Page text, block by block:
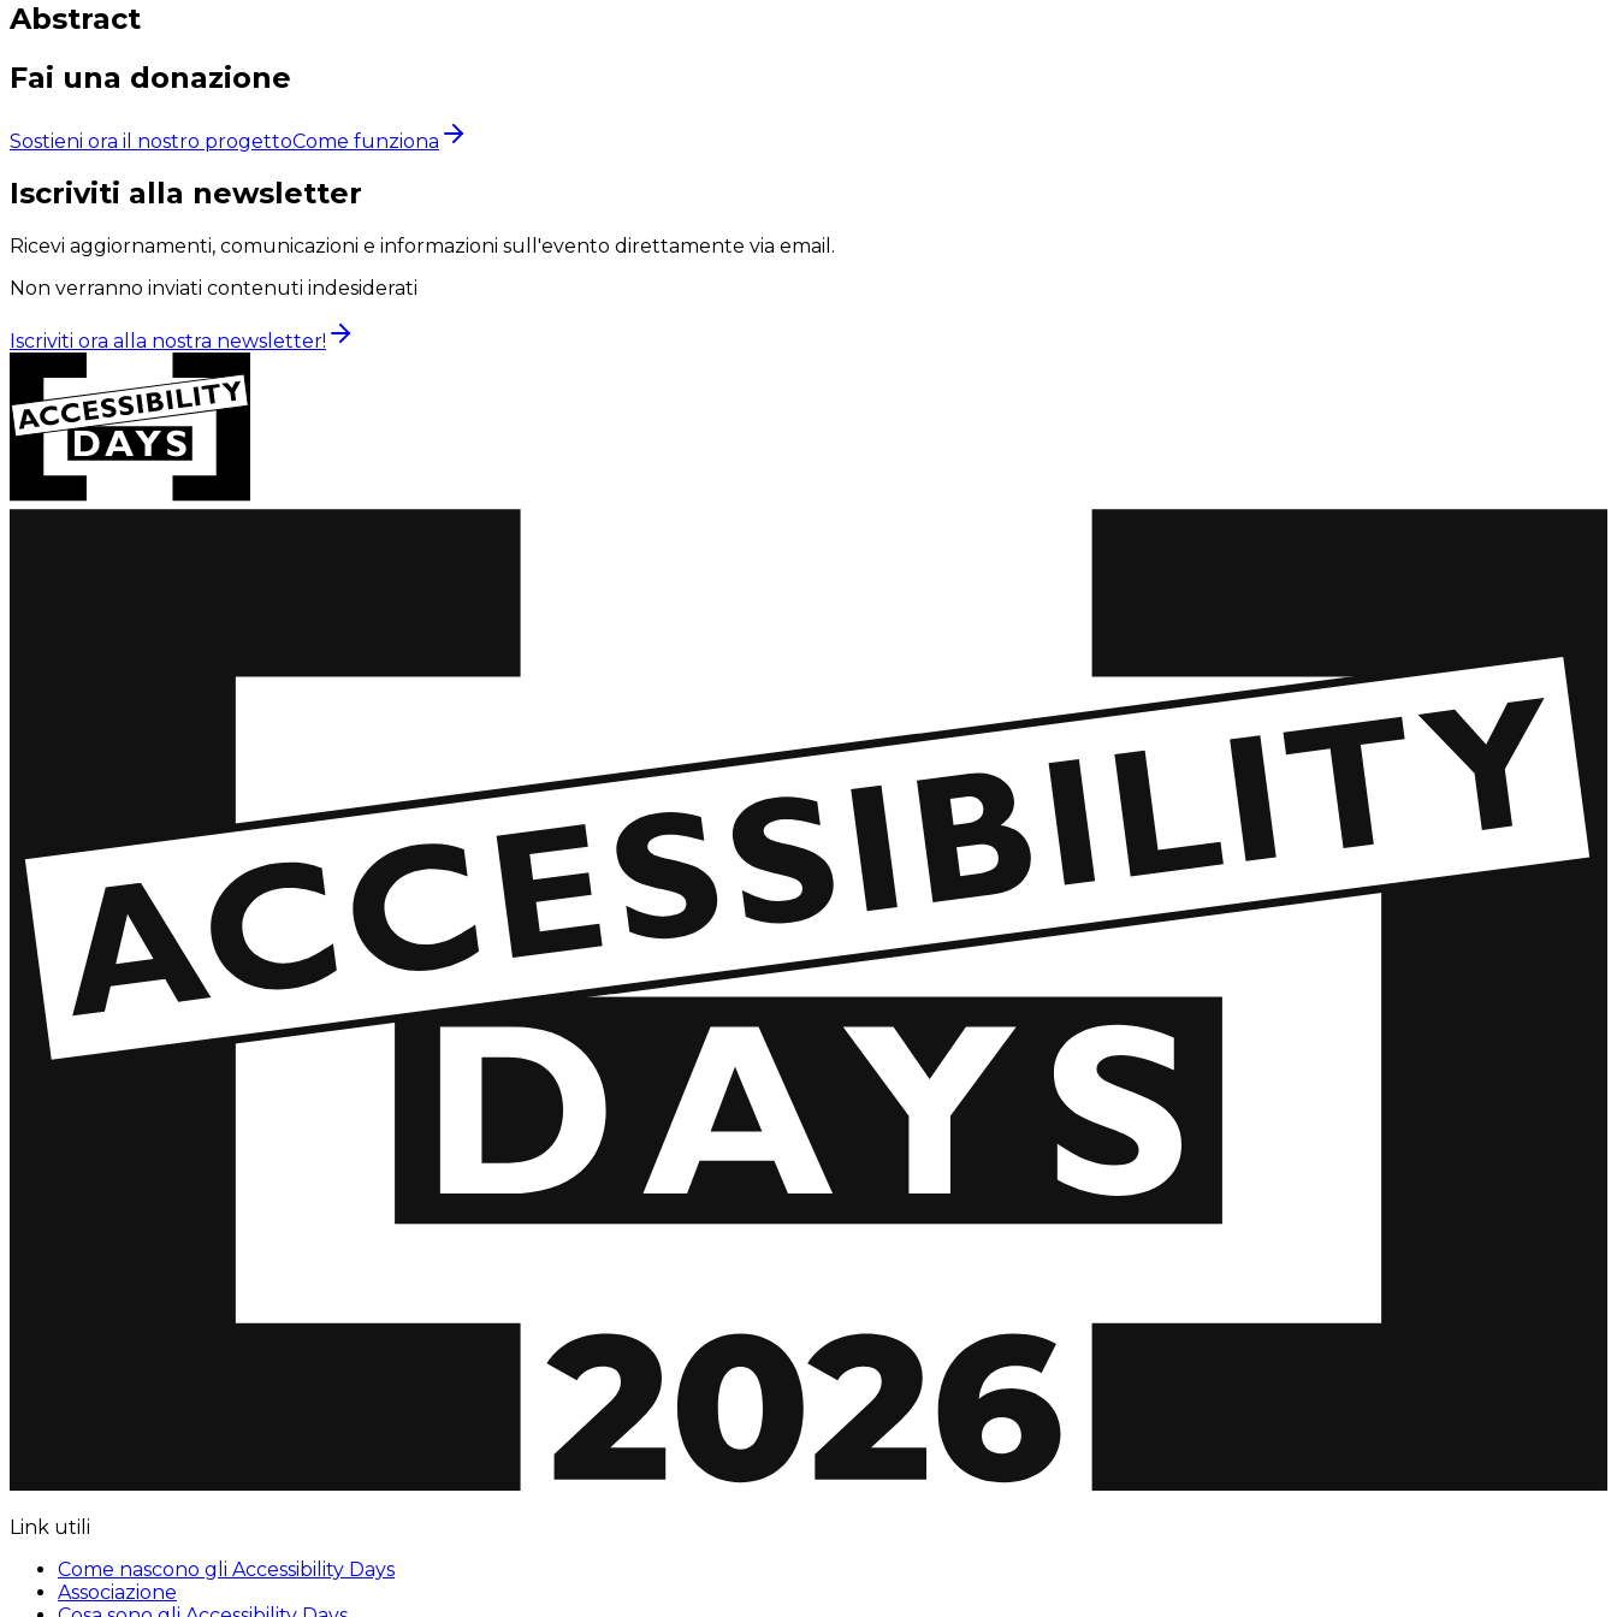
Abstract
Fai una donazione
Sostieni ora il nostro progettoCome funziona
Iscriviti alla newsletter
Ricevi aggiornamenti, comunicazioni e informazioni sull'evento direttamente via email.
Non verranno inviati contenuti indesiderati
Iscriviti ora alla nostra newsletter!
Link utili
Come nascono gli Accessibility Days
Associazione